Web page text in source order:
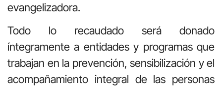
evangelizadora.
Todo lo recaudado será donado
íntegramente a entidades y programas que
trabajan en la prevención, sensibilización y el
acompañamiento integral de las personas